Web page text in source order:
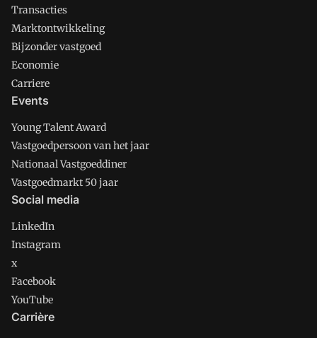
Transacties
Marktontwikkeling
Bijzonder vastgoed
Economie
Carriere
Events
Young Talent Award
Vastgoedpersoon van het jaar
Nationaal Vastgoeddiner
Vastgoedmarkt 50 jaar
Social media
LinkedIn
Instagram
x
Facebook
YouTube
Carrière